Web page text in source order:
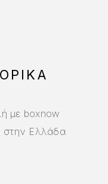
με boxnow
στην Ελλάδα